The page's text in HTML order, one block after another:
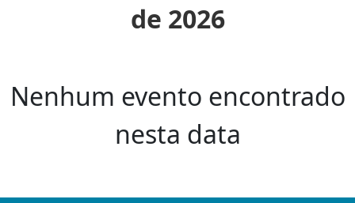
de 2026
Nenhum evento encontrado
nesta data